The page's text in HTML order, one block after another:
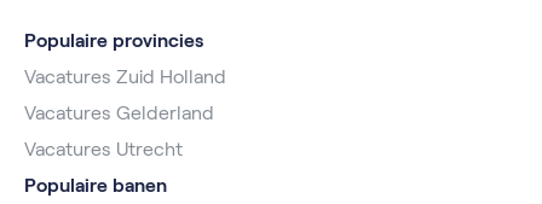
Populaire provincies
Vacatures Zuid Holland
Vacatures Gelderland
Vacatures Utrecht
Populaire banen